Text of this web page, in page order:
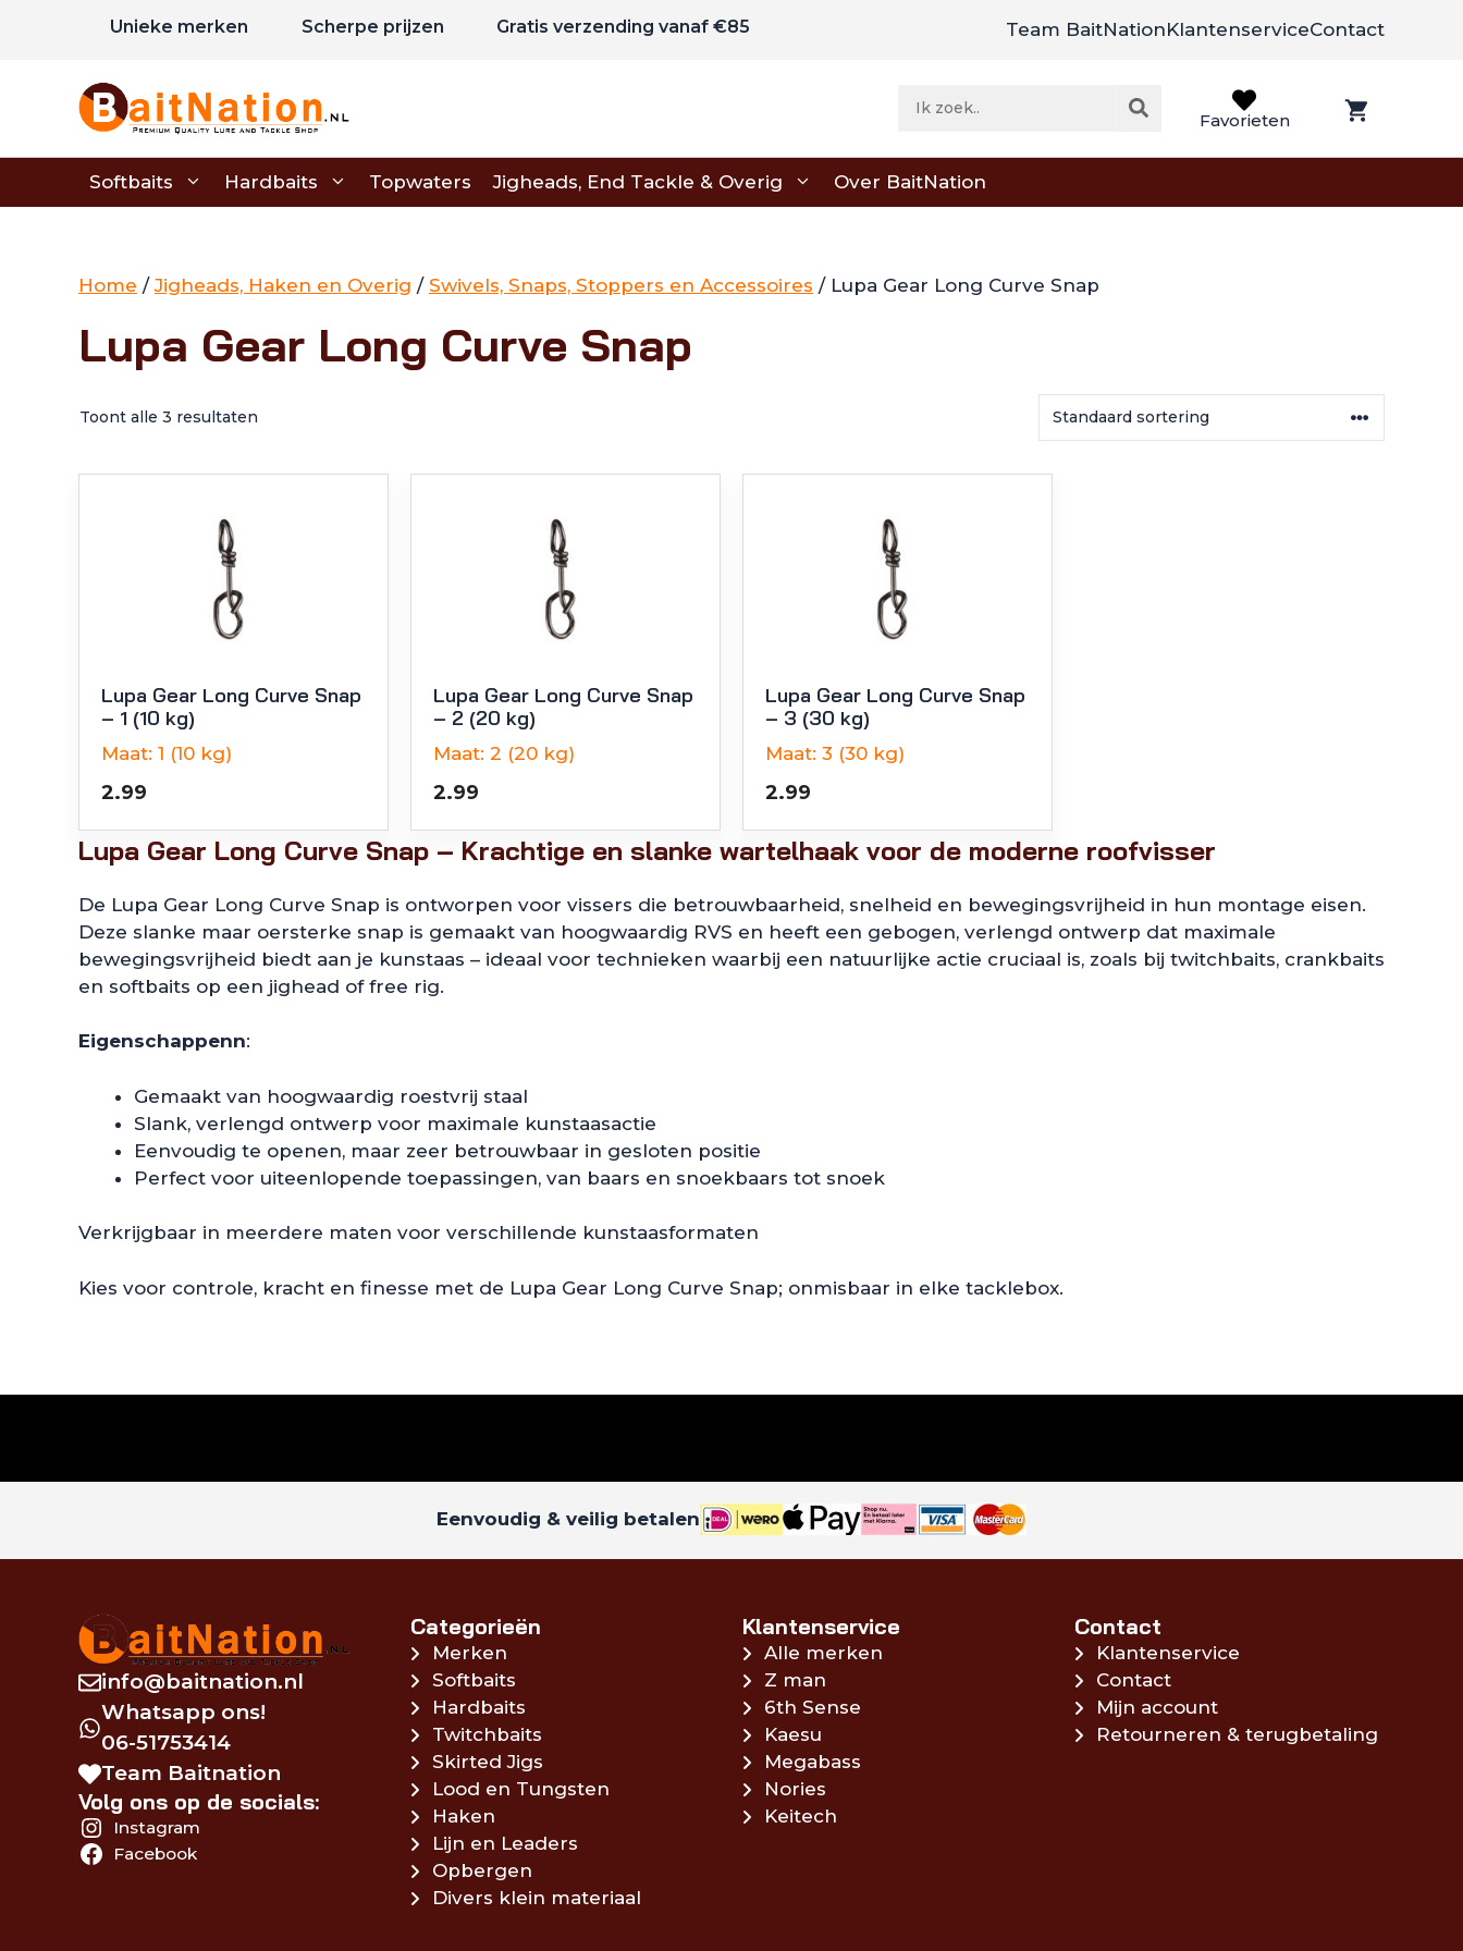
Unieke merken Scherpe prijzen Gratis verzending vanaf €85 Team BaitNationKlantenserviceContact
Favorieten
Softbaits Hardbaits Topwaters Jigheads, End Tackle & Overig Over BaitNation
Home /Jigheads, Haken en Overig / Swivels, Snaps, Stoppers en Accessoires / Lupa Gear Long Curve Snap
Lupa Gear Long Curve Snap
Toont alle 3 resultaten
Lupa Gear Long Curve Snap
– 1 (10 kg)
Maat: 1 (10 kg)
2.99
Lupa Gear Long Curve Snap
– 2 (20 kg)
Maat: 2 (20 kg)
2.99
Lupa Gear Long Curve Snap
– 3 (30 kg)
Maat: 3 (30 kg)
2.99
Lupa Gear Long Curve Snap – Krachtige en slanke wartelhaak voor de moderne roofvisser
De Lupa Gear Long Curve Snap is ontworpen voor vissers die betrouwbaarheid, snelheid en bewegingsvrijheid in hun montage eisen.
Deze slanke maar oersterke snap is gemaakt van hoogwaardig RVS en heeft een gebogen, verlengd ontwerp dat maximale
bewegingsvrijheid biedt aan je kunstaas – ideaal voor technieken waarbij een natuurlijke actie cruciaal is, zoals bij twitchbaits, crankbaits
en softbaits op een jighead of free rig.
Eigenschappenn:
Gemaakt van hoogwaardig roestvrij staal
Slank, verlengd ontwerp voor maximale kunstaasactie
Eenvoudig te openen, maar zeer betrouwbaar in gesloten positie
Perfect voor uiteenlopende toepassingen, van baars en snoekbaars tot snoek
Verkrijgbaar in meerdere maten voor verschillende kunstaasformaten
Kies voor controle, kracht en finesse met de Lupa Gear Long Curve Snap; onmisbaar in elke tacklebox.
Eenvoudig & veilig betalen
info@baitnation.nl
Whatsapp ons!
06-51753414
Team Baitnation
Volg ons op de socials:
Instagram
Facebook
Categorieën
Merken
Softbaits
Hardbaits
Twitchbaits
Skirted Jigs
Lood en Tungsten
Haken
Lijn en Leaders
Opbergen
Divers klein materiaal
Klantenservice
Alle merken
Z man
6th Sense
Kaesu
Megabass
Nories
Keitech
Contact
Klantenservice
Contact
Mijn account
Retourneren & terugbetaling